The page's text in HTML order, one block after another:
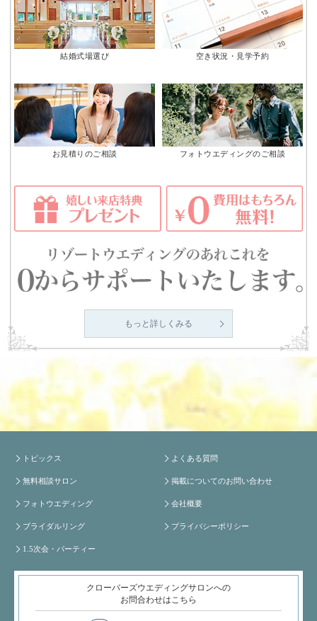
結婚式場選び 空き状況・見学予約
お見積りのご相談 フォトウエディングのご相談
もっと詳しくみる
トピックス
無料相談サロン
フォトウエディング
ブライダルリング
1.5次会・パーティー
よくある質問
掲載についてのお問い合わせ
会社概要
プライバシーポリシー
クローバーズウエディングサロンへの
お問合わせはこちら